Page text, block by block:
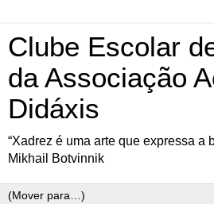
Clube Escolar
da Associação
Didáxis
“Xadrez é uma arte que expressa a
Mikhail Botvinnik